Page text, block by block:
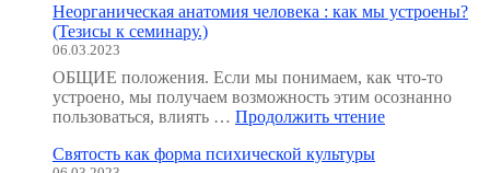
Неорганическая анатомия человека : как мы устроены?
(Тезисы к семинару.)
06.03.2023
ОБЩИЕ положения. Если мы понимаем, как что-то
устроено, мы получаем возможность этим осознанно
пользоваться, влиять … Продолжить чтение
Святость как форма психической культуры